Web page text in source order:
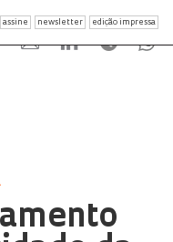
assine newsletter edição impressa